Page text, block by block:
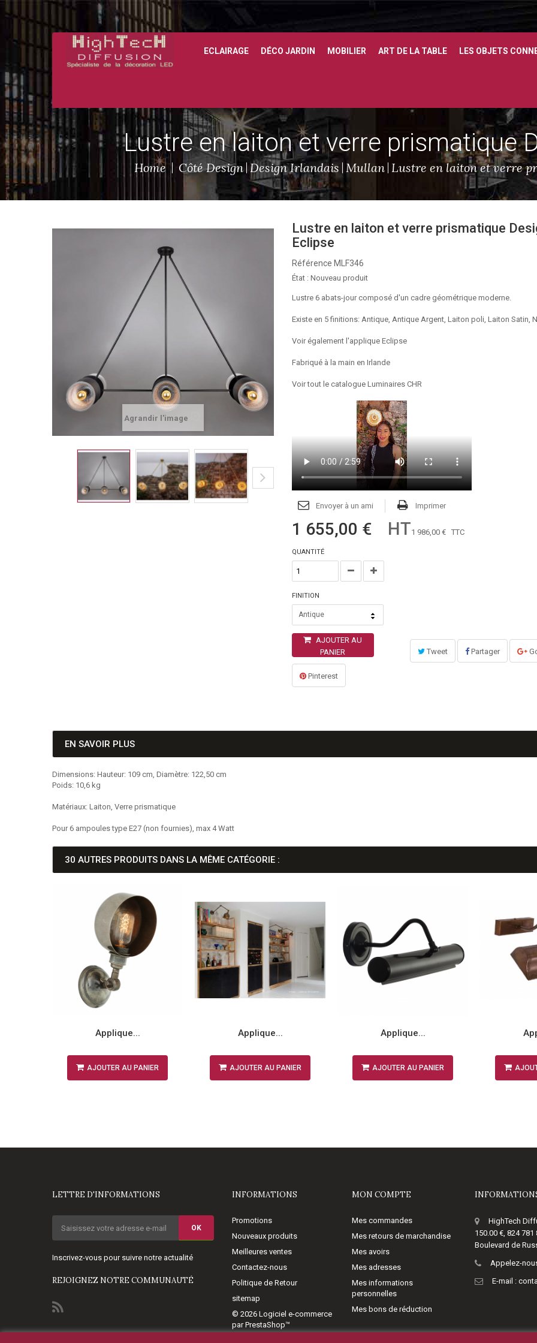
ECLAIRAGE DÉCO JARDIN MOBILIER ART DE LA TABLE LES OBJETS
Lustre en laiton et verre prismatique
Home Côté Design Design Irlandais Mullan Lustre en laiton et verre
Agrandir l'image
Lustre en laiton et verre prismatique
Eclipse
Référence MLF346
État : Nouveau produit
Lustre 6 abats-jour composé d'un cadre géométrique moderne.
Existe en 5 finitions: Antique, Antique Argent, Laiton poli, Laiton Satin,
Voir également l'applique Eclipse
Fabriqué à la main en Irlande
Voir tout le catalogue Luminaires CHR
Envoyer à un ami Imprimer
1 655,00 € HT1 986,00 €TTC
QUANTITÉ
FINITION
Antique
AJOUTER AU
PANIER
Tweet Partager
Pinterest
EN SAVOIR PLUS
Dimensions: Hauteur: 109 cm, Diamètre: 122,50 cm
Poids: 10,6 kg
Matériaux: Laiton, Verre prismatique
Pour 6 ampoules type E27 (non fournies), max 4 Watt
30 AUTRES PRODUITS DANS LA MÊME CATÉGORIE :
Applique...
AJOUTER AU PANIER
Applique...
AJOUTER AU PANIER
Applique...
AJOUTER AU PANIER
LETTRE D'INFORMATIONS
OK
Inscrivez-vous pour suivre notre actualité
REJOIGNEZ NOTRE COMMUNAUTÉ
INFORMATIONS
Promotions
Nouveaux produits
Meilleures ventes
Contactez-nous
Politique de Retour
sitemap
© 2026 Logiciel e-commerce
par PrestaShop™
MON COMPTE
Mes commandes
Mes retours de marchandise
Mes avoirs
Mes adresses
Mes informations
personnelles
Mes bons de réduction
HighTech
150.00 €, 824 781
Boulevard de
Appelez-
E-mail :